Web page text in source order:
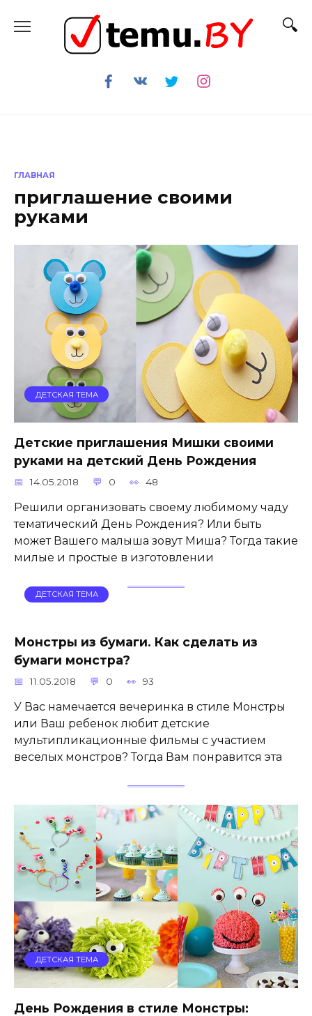
содержанию
ГЛАВНАЯ
приглашение своими
руками
ДЕТСКАЯ ТЕМА
Детские приглашения Мишки своими
руками на детский День Рождения
14.05.2018 0 48
Решили организовать своему любимому чаду
тематический День Рождения? Или быть
может Вашего малыша зовут Миша? Тогда такие
милые и простые в изготовлении
ДЕТСКАЯ ТЕМА
Монстры из бумаги. Как сделать из
бумаги монстра?
11.05.2018 0 93
У Вас намечается вечеринка в стиле Монстры
или Ваш ребенок любит детские
мультипликационные фильмы с участием
веселых монстров? Тогда Вам понравится эта
ДЕТСКАЯ ТЕМА
День Рождения в стиле Монстры: